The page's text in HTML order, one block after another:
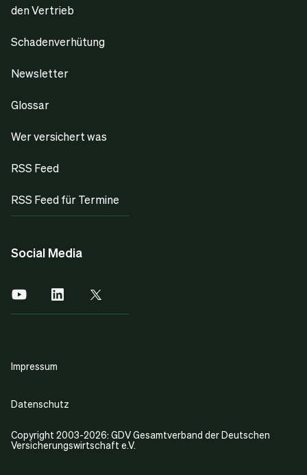
den Vertrieb
Schadenverhütung
Newsletter
Glossar
Wer versichert was
RSS Feed
RSS Feed für Termine
Social Media
Copyright 2003-2026: GDV Gesamtverband der Deutschen
Versicherungswirtschaft e.V.
Impressum
Datenschutz